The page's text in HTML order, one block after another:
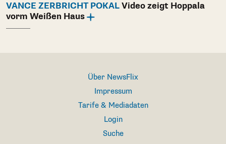
VANCE ZERBRICHT POKAL Video zeigt Hoppala
vorm Weißen Haus
Über NewsFlix
Impressum
Tarife & Mediadaten
Login
Suche